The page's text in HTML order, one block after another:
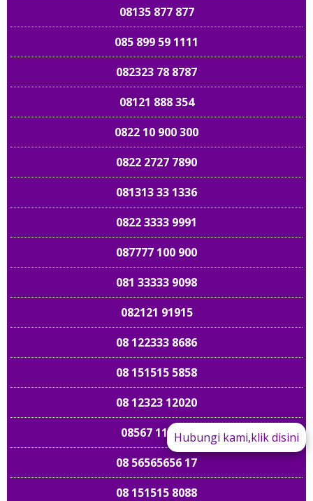
089 661 898989
Hubungi kami,klik disini
08135 877 877
085 899 59 1111
082323 78 8787
08121 888 354
0822 10 900 300
0822 2727 7890
081313 33 1336
0822 3333 9991
087777 100 900
081 33333 9098
082121 91915
08 122333 8686
08 151515 5858
08 12323 12020
08567 112277
08 56565656 17
08 151515 8088